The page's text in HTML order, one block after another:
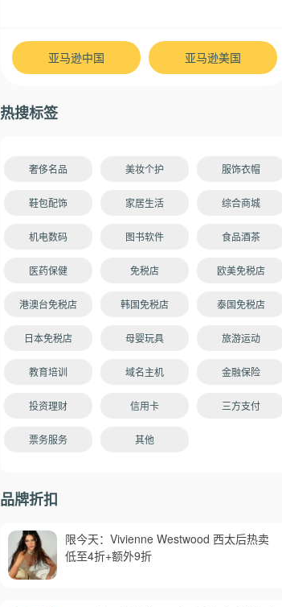
亚马逊中国 亚马逊美国
热搜标签
奢侈名品 美妆个护 服饰衣帽
鞋包配饰 家居生活 综合商城
机电数码 图书软件 食品酒茶
医药保健 免税店 欧美免税店
港澳台免税店 韩国免税店 泰国免税店
日本免税店 母婴玩具 旅游运动
教育培训 域名主机 金融保险
投资理财 信用卡 三方支付
票务服务 其他
品牌折扣
限今天：Vivienne Westwood 西太后热卖
低至4折+额外9折